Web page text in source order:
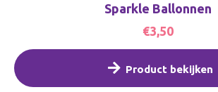
Sparkle Ballonnen
€3,50
Product bekijken